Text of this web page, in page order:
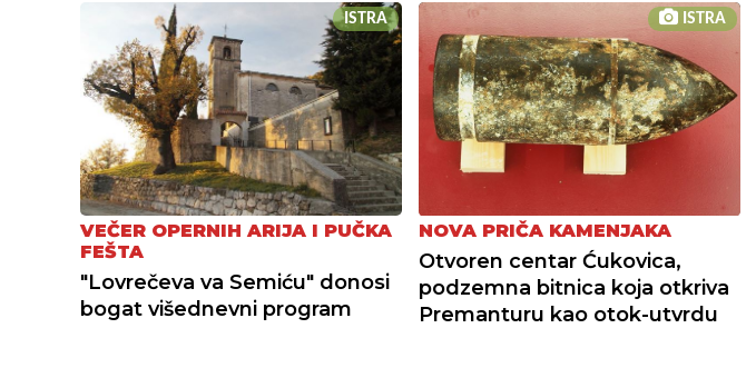
ISTRA
VEČER OPERNIH ARIJA I PUČKA
FEŠTA
"Lovrečeva va Semiću" donosi
bogat višednevni program
ISTRA
NOVA PRIČA KAMENJAKA
Otvoren centar Ćukovica,
podzemna bitnica koja otkriva
Premanturu kao otok-utvrdu